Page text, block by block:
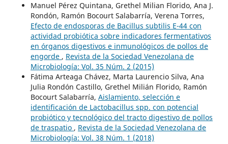
Manuel Pérez Quintana, Grethel Milian Florido, Ana J.
Rondón, Ramón Bocourt Salabarría, Verena Torres,
Efecto de endosporas de Bacillus subtilis E-44 con
actividad probiótica sobre indicadores fermentativos
en órganos digestivos e inmunológicos de pollos de
engorde , Revista de la Sociedad Venezolana de
Microbiología: Vol. 35 Núm. 2 (2015)
Fátima Arteaga Chávez, Marta Laurencio Silva, Ana
Julia Rondón Castillo, Grethel Milián Florido, Ramón
Bocourt Salabarría, Aislamiento, selección e
identificación de Lactobacillus spp. con potencial
probiótico y tecnológico del tracto digestivo de pollos
de traspatio , Revista de la Sociedad Venezolana de
Microbiología: Vol. 38 Núm. 1 (2018)